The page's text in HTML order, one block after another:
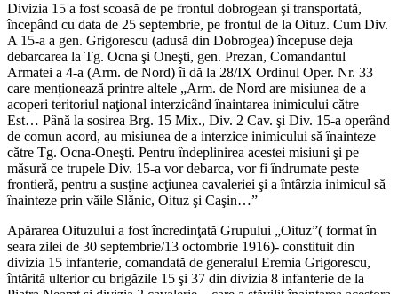
Divizia 15 a fost scoasă de pe frontul dobrogean şi transportată,
începând cu data de 25 septembrie, pe frontul de la Oituz. Cum Div.
A 15-a a gen. Grigorescu (adusă din Dobrogea) începuse deja
debarcarea la Tg. Ocna şi Oneşti, gen. Prezan, Comandantul
Armatei a 4-a (Arm. de Nord) îi dă la 28/IX Ordinul Oper. Nr. 33
care menționează printre altele „Arm. de Nord are misiunea de a
acoperi teritoriul naţional interzicând înaintarea inimicului către
Est… Până la sosirea Brg. 15 Mix., Div. 2 Cav. şi Div. 15-a operând
de comun acord, au misiunea de a interzice inimicului să înainteze
către Tg. Ocna-Oneşti. Pentru îndeplinirea acestei misiuni şi pe
măsură ce trupele Div. 15-a vor debarca, vor fi îndrumate peste
frontieră, pentru a susţine acţiunea cavaleriei şi a întârzia inimicul să
înainteze prin văile Slănic, Oituz şi Caşin…”
Apărarea Oituzului a fost încredinţată Grupului „Oituz”( format în
seara zilei de 30 septembrie/13 octombrie 1916)- constituit din
divizia 15 infanterie, comandată de generalul Eremia Grigorescu,
întărită ulterior cu brigăzile 15 şi 37 din divizia 8 infanterie de la